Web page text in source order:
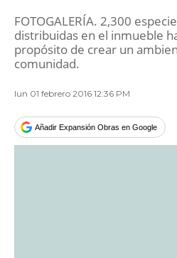
FOTOGALERÍA. 2,300
distribuidas en el inmueble
propósito de crear un
comunidad.
lun 01 febrero 2016 12:36 PM
Añadir Expansión Obras en Google